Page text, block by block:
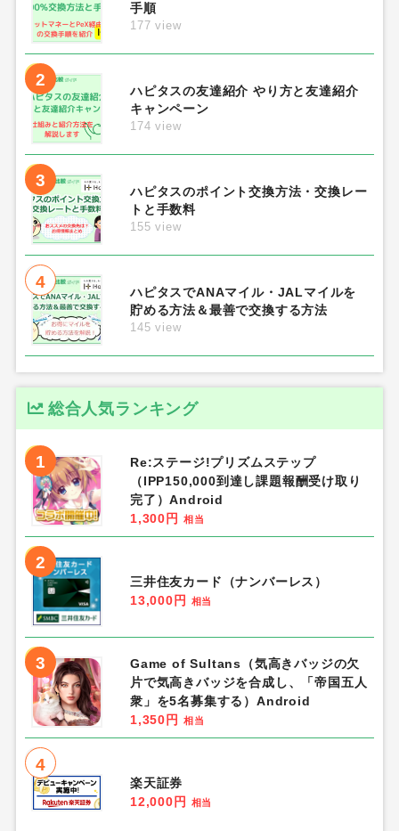
手順
177 view
2
ハピタスの友達紹介 やり方と友達紹介
キャンペーン
174 view
3
ハピタスのポイント交換方法・交換レー
トと手数料
155 view
4
ハピタスでANAマイル・JALマイルを
貯める方法＆最善で交換する方法
145 view
総合人気ランキング
1
Re:ステージ!プリズムステップ
（IPP150,000到達し課題報酬受け取り
完了）Android
1,300円
相当
2
三井住友カード（ナンバーレス）
13,000円
相当
3
Game of Sultans（気高きバッジの欠
片で気高きバッジを合成し、「帝国五人
衆」を5名募集する）Android
1,350円
相当
4
楽天証券
12,000円
相当